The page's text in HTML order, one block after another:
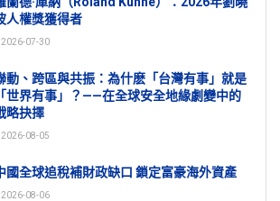
人權獎獲得者
2026-07-30
動、跨區與共振：為什麽「台灣有事」就是
「世界有事」？——在全球安全地緣劇變中的
略抉擇
2026-08-05
國全球追稅補財政缺口 鎖定富豪海外資產
2026-08-06